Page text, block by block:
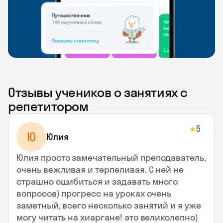
Отзывы учеников о занятиях с
репетитором
Ю Юлия
★5
Юлия просто замечательный преподаватель,
очень вежливая и терпеливая. С ней не
страшно ошибиться и задавать много
вопросов) прогресс на уроках очень
заметный, всего несколько занятий и я уже
могу читать на хиаргане! это великолепно)